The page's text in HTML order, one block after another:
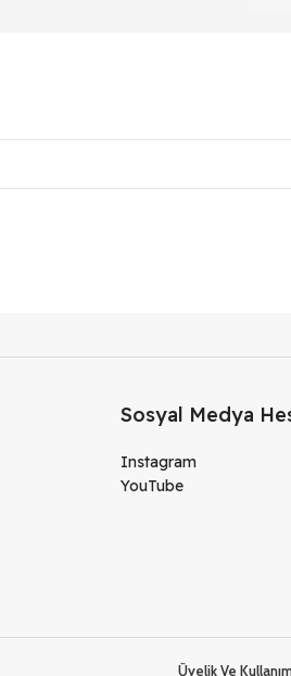
Sosyal Medya
Instagram
YouTube
Üyelik Ve